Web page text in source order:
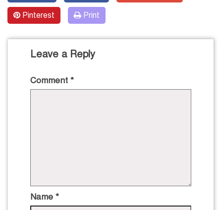
Pinterest Print
Leave a Reply
Comment *
Name *